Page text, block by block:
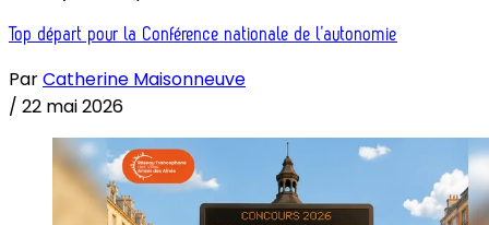
Top départ pour la Conférence nationale de l’autonomie
ParCatherine Maisonneuve
/ 22 mai 2026